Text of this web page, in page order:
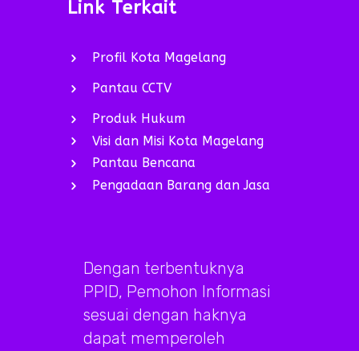
Link Terkait
Profil Kota Magelang
Pantau CCTV
Produk Hukum
Visi dan Misi Kota Magelang
Pantau Bencana
Pengadaan Barang dan Jasa
Dengan terbentuknya
PPID, Pemohon Informasi
sesuai dengan haknya
dapat memperoleh